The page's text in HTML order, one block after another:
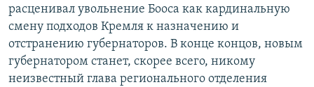
расценивал увольнение Бооса как кардинальную
смену подходов Кремля к назначению и
отстранению губернаторов. В конце концов, новым
губернатором станет, скорее всего, никому
неизвестный глава регионального отделения